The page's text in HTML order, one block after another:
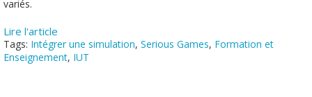
variés.
Lire l'article
Tags: Intégrer une simulation, Serious Games, Formation et
Enseignement, IUT